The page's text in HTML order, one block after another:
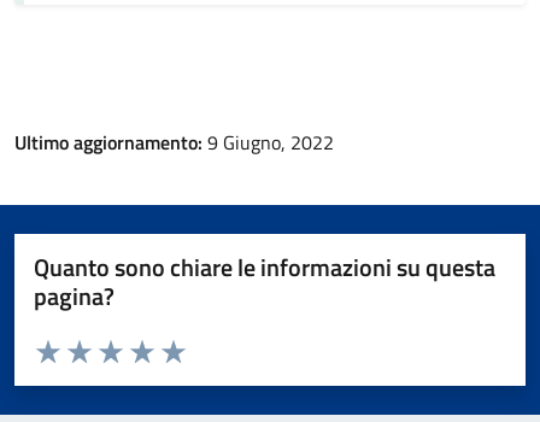
Ultimo aggiornamento: 9 Giugno, 2022
Quanto sono chiare le informazioni su questa
pagina?
Valuta da 1 a 5 stelle la pagina
Valuta 5 stelle su 5
Valuta 4 stelle su 5
Valuta 3 stelle su 5
Valuta 2 stelle su 5
Valuta 1 stelle su 5